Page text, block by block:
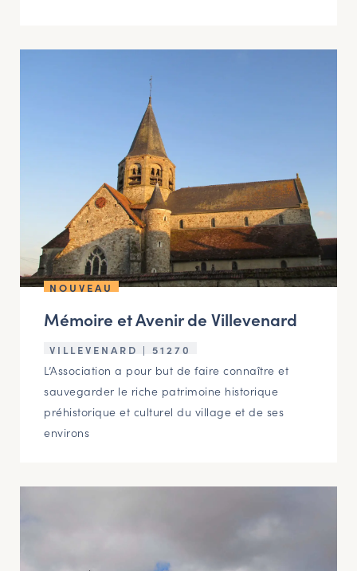
NOUVEAU
Mémoire et Avenir de Villevenard
VILLEVENARD | 51270
L’Association a pour but de faire connaître et
sauvegarder le riche patrimoine historique
préhistorique et culturel du village et de ses
environs